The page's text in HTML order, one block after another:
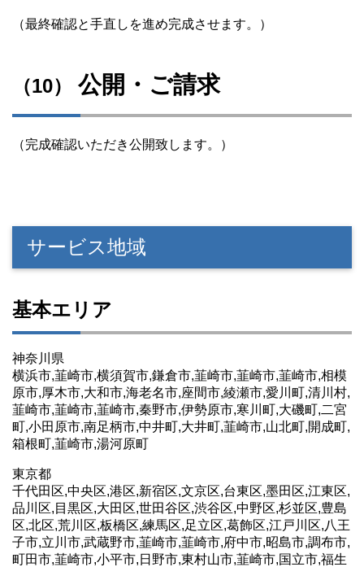
（最終確認と手直しを進め完成させます。）
（10） 公開・ご請求
（完成確認いただき公開致します。）
サービス地域
基本エリア
神奈川県
横浜市,韮崎市,横須賀市,鎌倉市,韮崎市,韮崎市,韮崎市,相模
原市,厚木市,大和市,海老名市,座間市,綾瀬市,愛川町,清川村,
韮崎市,韮崎市,韮崎市,秦野市,伊勢原市,寒川町,大磯町,二宮
町,小田原市,南足柄市,中井町,大井町,韮崎市,山北町,開成町,
箱根町,韮崎市,湯河原町
東京都
千代田区,中央区,港区,新宿区,文京区,台東区,墨田区,江東区,
品川区,目黒区,大田区,世田谷区,渋谷区,中野区,杉並区,豊島
区,北区,荒川区,板橋区,練馬区,足立区,葛飾区,江戸川区,八王
子市,立川市,武蔵野市,韮崎市,韮崎市,府中市,昭島市,調布市,
町田市,韮崎市,小平市,日野市,東村山市,韮崎市,国立市,福生